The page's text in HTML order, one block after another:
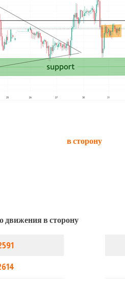
в сторону
движения в сторону